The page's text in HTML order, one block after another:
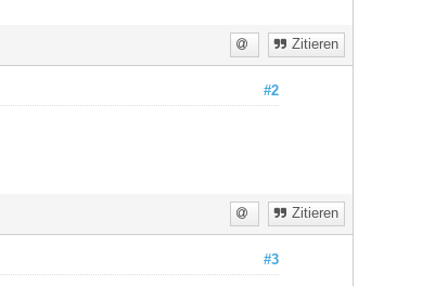
Zitieren
#2
Zitieren
#3